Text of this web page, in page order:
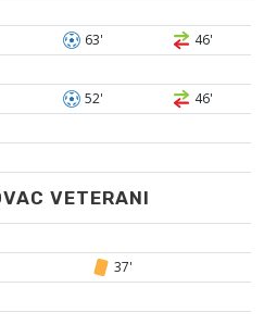
63' 46'
52' 46'
VETERANI
37'